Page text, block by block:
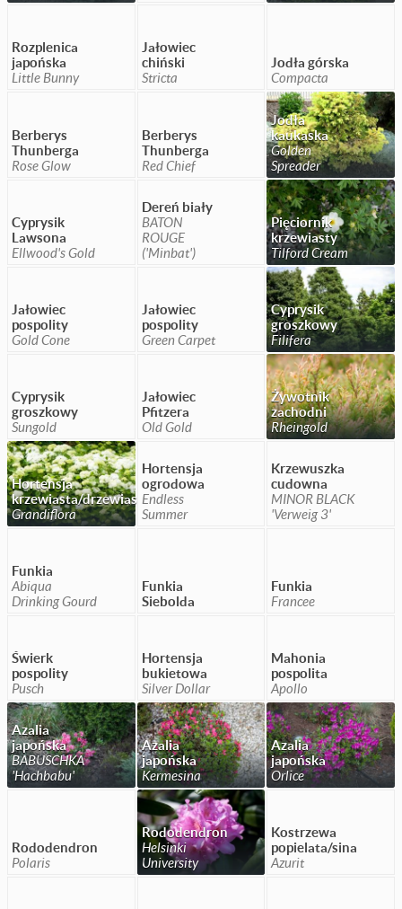
Rozplenica
japońska
Little Bunny
Jałowiec
chiński
Stricta
Jodła górska
Compacta
Berberys
Thunberga
Rose Glow
Berberys
Thunberga
Red Chief
Jodła
kaukaska
Golden
Spreader
Cyprysik
Lawsona
Ellwood's Gold
Dereń biały
BATON
ROUGE
('Minbat')
Pięciornik
krzewiasty
Tilford Cream
Jałowiec
pospolity
Gold Cone
Jałowiec
pospolity
Green Carpet
Cyprysik
groszkowy
Filifera
Cyprysik
groszkowy
Sungold
Jałowiec
Pfitzera
Old Gold
Żywotnik
zachodni
Rheingold
Hortensja
krzewiasta/drzewiasta
Grandiflora
Hortensja
ogrodowa
Endless
Summer
Krzewuszka
cudowna
MINOR BLACK
'Verweig 3'
Funkia
Abiqua
Drinking Gourd
Funkia
Siebolda
Funkia
Francee
Świerk
pospolity
Pusch
Hortensja
bukietowa
Silver Dollar
Mahonia
pospolita
Apollo
Azalia
japońska
BABUSCHKA
'Hachbabu'
Azalia
japońska
Kermesina
Azalia
japońska
Orlice
Rododendron
Polaris
Rododendron
Helsinki
University
Kostrzewa
popielata/sina
Azurit